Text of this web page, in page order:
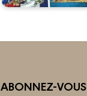
ABONNEZ-VOUS